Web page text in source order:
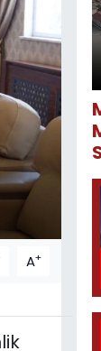
A+